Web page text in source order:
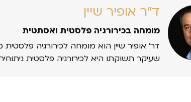
ד״ר אופיר שיין
מומחה בכירורגיה פלסטית ואסתטית
דר’ אופיר שיין הוא מומחה לכירורגיה
שעיקר תשוקתו היא לכירורגיה פלסטית